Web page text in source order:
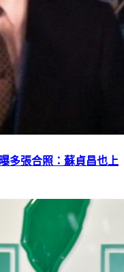
多張合照：蘇貞昌也上